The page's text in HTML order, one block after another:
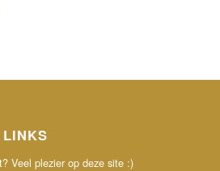
Veel plezier op deze site :)